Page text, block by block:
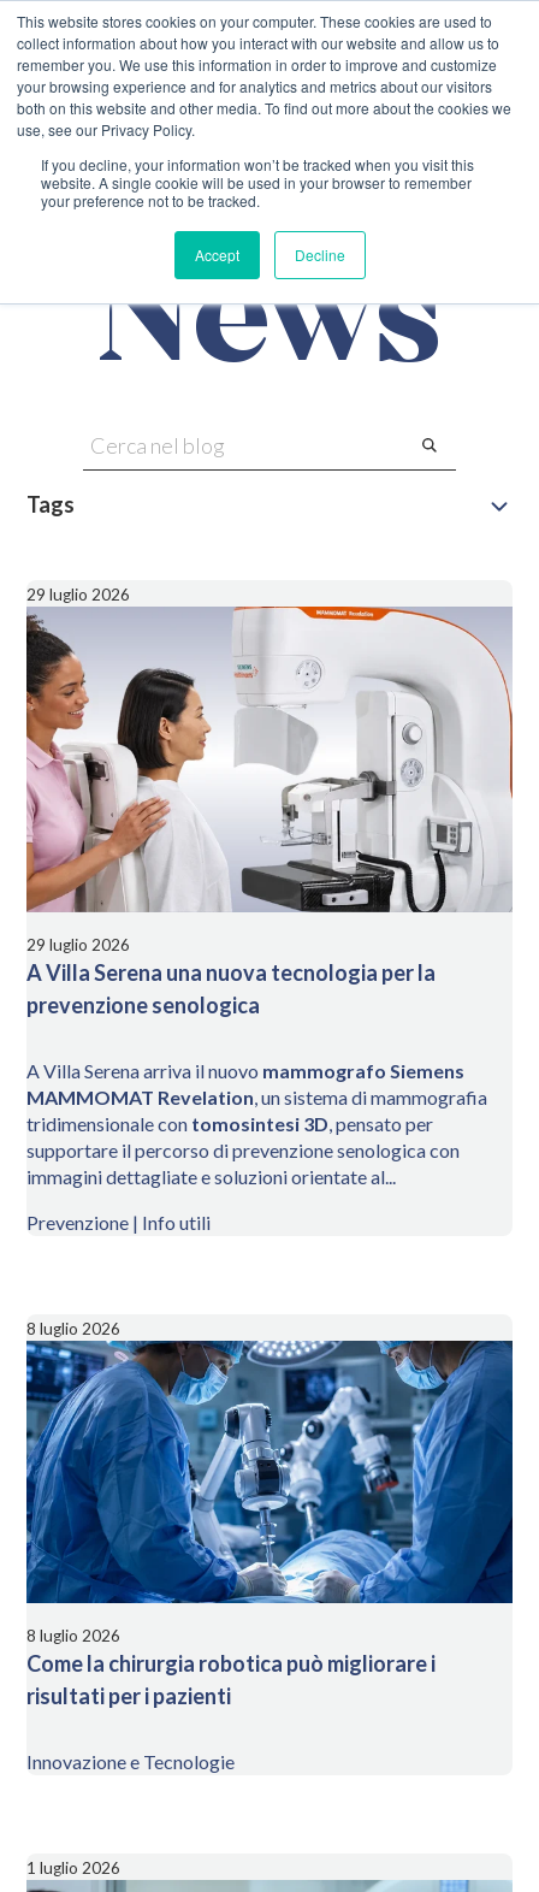
This website stores cookies on your computer. These cookies are used to
collect information about how you interact with our website and allow us to
remember you. We use this information in order to improve and customize
your browsing experience and for analytics and metrics about our visitors
both on this website and other media. To find out more about the cookies we
use, see our Privacy Policy.
If you decline, your information won’t be tracked when you visit this
website. A single cookie will be used in your browser to remember
your preference not to be tracked.
Accept Decline
SKIP
TO
CONTENT
Prenota Newsletter
News
CERCA
NEL
Cerca
Tags
29 luglio 2026
29 luglio 2026
A Villa Serena una nuova tecnologia per la
prevenzione senologica
A Villa Serena arriva il nuovo mammografo Siemens
MAMMOMAT Revelation, un sistema di mammografia
tridimensionale con tomosintesi 3D, pensato per
supportare il percorso di prevenzione senologica con
immagini dettagliate e soluzioni orientate al...
Prevenzione | Info utili
8 luglio 2026
8 luglio 2026
Come la chirurgia robotica può migliorare i
risultati per i pazienti
Innovazione e Tecnologie
1 luglio 2026